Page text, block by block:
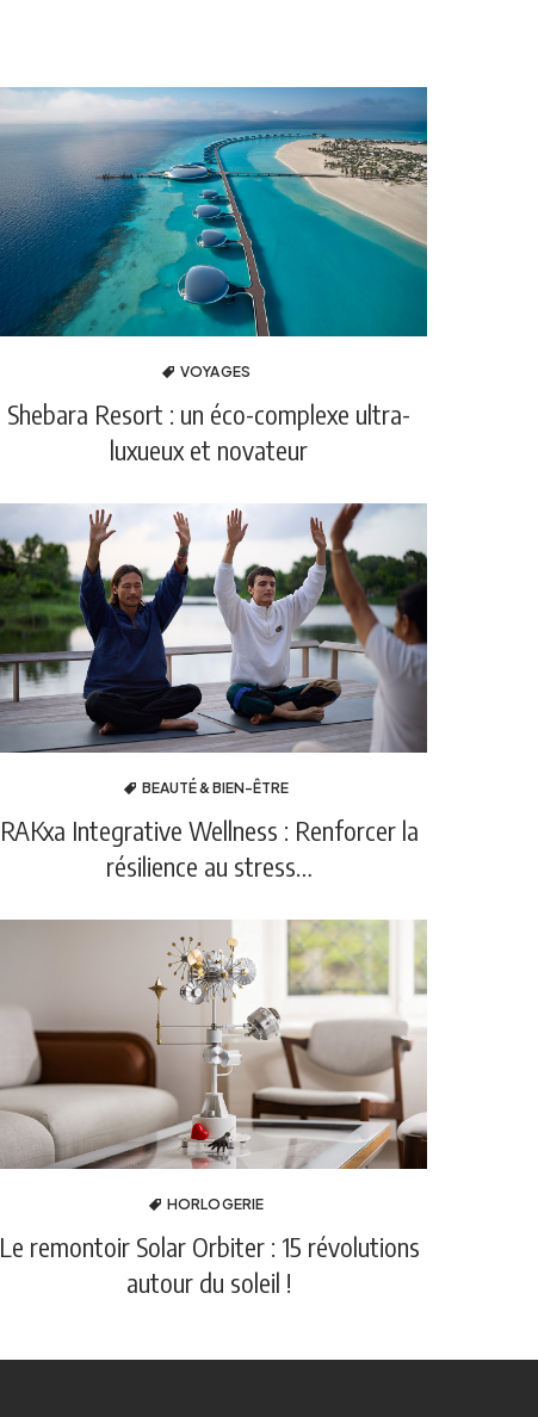
VOYAGES
Shebara Resort : un éco-complexe ultra-
luxueux et novateur
BEAUTÉ & BIEN-ÊTRE
RAKxa Integrative Wellness : Renforcer la
résilience au stress…
HORLOGERIE
Le remontoir Solar Orbiter : 15 révolutions
autour du soleil !